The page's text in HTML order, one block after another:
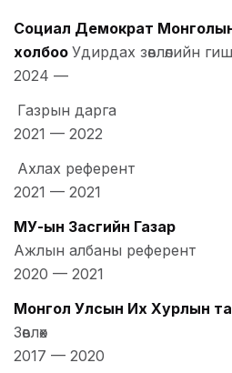
Социал Демократ
холбоо Удирдах зөвлөлийн
2024 —
Газрын дарга
2021 — 2022
Ахлах референт
2021 — 2021
МУ-ын Засгийн Газар
Ажлын албаны референт
2020 — 2021
Монгол Улсын Их Хурлын
Зөвлөх
2017 — 2020